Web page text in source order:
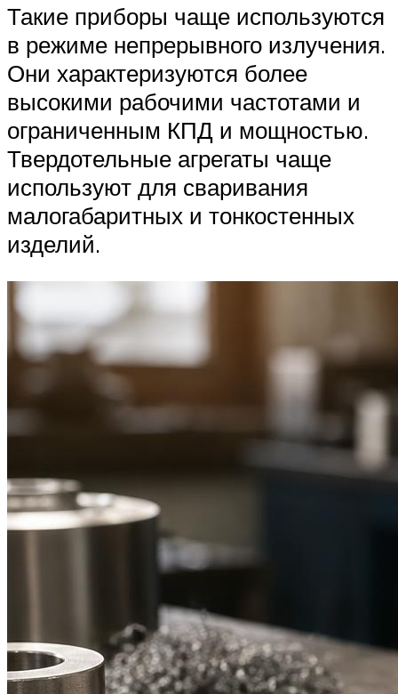
Такие приборы чаще используются
в режиме непрерывного излучения.
Они характеризуются более
высокими рабочими частотами и
ограниченным КПД и мощностью.
Твердотельные агрегаты чаще
используют для сваривания
малогабаритных и тонкостенных
изделий.